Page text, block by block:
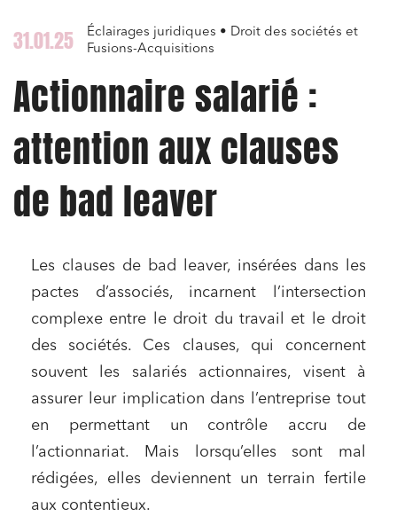
31.01.25
Éclairages juridiques • Droit des sociétés et
Fusions-Acquisitions
Actionnaire salarié :
attention aux clauses
de bad leaver
Les clauses de bad leaver, insérées dans les
pactes d’associés, incarnent l’intersection
complexe entre le droit du travail et le droit
des sociétés. Ces clauses, qui concernent
souvent les salariés actionnaires, visent à
assurer leur implication dans l’entreprise tout
en permettant un contrôle accru de
l’actionnariat. Mais lorsqu’elles sont mal
rédigées, elles deviennent un terrain fertile
aux contentieux.